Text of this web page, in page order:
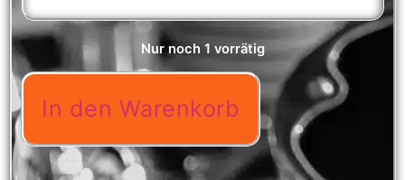
Nur noch 1 vorrätig
In den Warenkorb